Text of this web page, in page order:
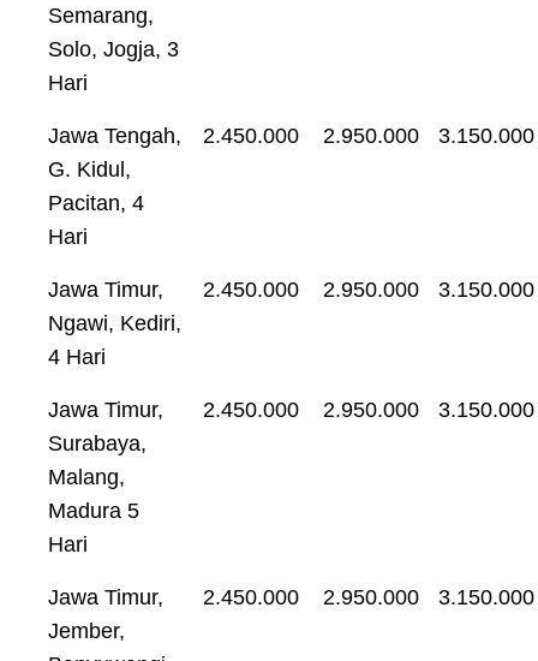
Semarang,
Solo, Jogja, 3
Hari
Jawa Tengah,
G. Kidul,
Pacitan, 4
Hari
2.450.000 2.950.000 3.150.000
Jawa Timur,
Ngawi, Kediri,
4 Hari
2.450.000 2.950.000 3.150.000
Jawa Timur,
Surabaya,
Malang,
Madura 5
Hari
2.450.000 2.950.000 3.150.000
Jawa Timur,
Jember,
2.450.000 2.950.000 3.150.000